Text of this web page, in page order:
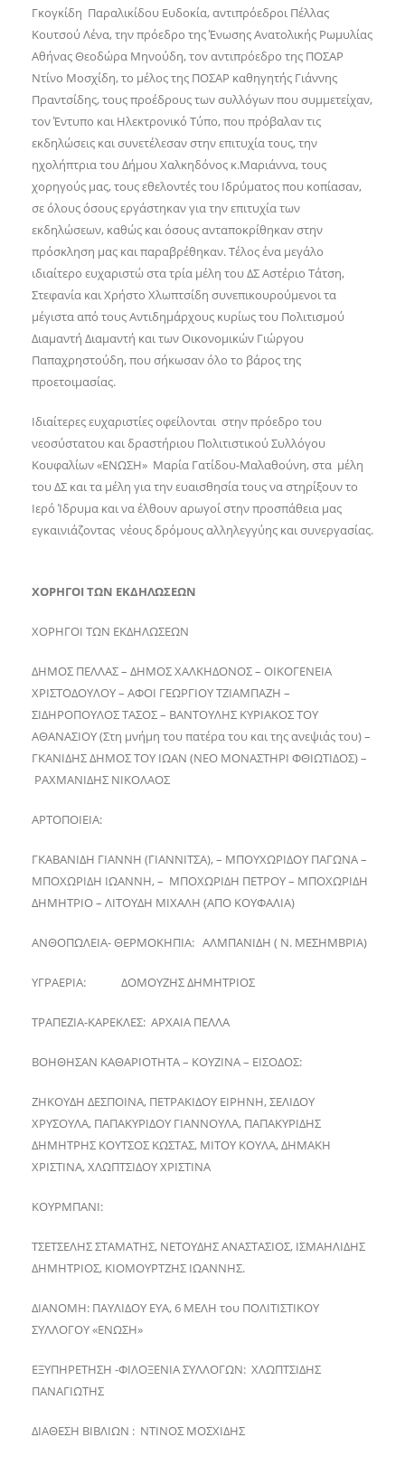
Γκογκίδη Παραλικίδου Ευδοκία, αντιπρόεδροι Πέλλας
Κουτσού Λένα, την πρόεδρο της Ένωσης Ανατολικής Ρωμυλίας
Αθήνας Θεοδώρα Μηνούδη, τον αντιπρόεδρο της ΠΟΣΑΡ
Ντίνο Μοσχίδη, το μέλος της ΠΟΣΑΡ καθηγητής Γιάννης
Πραντσίδης, τους προέδρους των συλλόγων που συμμετείχαν,
τον Έντυπο και Ηλεκτρονικό Τύπο, που πρόβαλαν τις
εκδηλώσεις και συνετέλεσαν στην επιτυχία τους, την
ηχολήπτρια του Δήμου Χαλκηδόνος κ.Μαριάννα, τους
χορηγούς μας, τους εθελοντές του Ιδρύματος που κοπίασαν,
σε όλους όσους εργάστηκαν για την επιτυχία των
εκδηλώσεων, καθώς και όσους ανταποκρίθηκαν στην
πρόσκληση μας και παραβρέθηκαν. Τέλος ένα μεγάλο
ιδιαίτερο ευχαριστώ στα τρία μέλη του ΔΣ Αστέριο Τάτση,
Στεφανία και Χρήστο Χλωπτσίδη συνεπικουρούμενοι τα
μέγιστα από τους Αντιδημάρχους κυρίως του Πολιτισμού
Διαμαντή Διαμαντή και των Οικονομικών Γιώργου
Παπαχρηστούδη, που σήκωσαν όλο το βάρος της
προετοιμασίας.
Ιδιαίτερες ευχαριστίες οφείλονται στην πρόεδρο του
νεοσύστατου και δραστήριου Πολιτιστικού Συλλόγου
Κουφαλίων «ΕΝΩΣΗ» Μαρία Γατίδου-Μαλαθούνη, στα μέλη
του ΔΣ και τα μέλη για την ευαισθησία τους να στηρίξουν το
Ιερό Ίδρυμα και να έλθουν αρωγοί στην προσπάθεια μας
εγκαινιάζοντας νέους δρόμους αλληλεγγύης και συνεργασίας.
ΧΟΡΗΓΟΙ ΤΩΝ ΕΚΔΗΛΩΣΕΩΝ
ΧΟΡΗΓΟΙ ΤΩΝ ΕΚΔΗΛΩΣΕΩΝ
ΔΗΜΟΣ ΠΕΛΛΑΣ – ΔΗΜΟΣ ΧΑΛΚΗΔΟΝΟΣ – ΟΙΚΟΓΕΝΕΙΑ
ΧΡΙΣΤΟΔΟΥΛΟΥ – ΑΦΟΙ ΓΕΩΡΓΙΟΥ ΤΖΙΑΜΠΑΖΗ –
ΣΙΔΗΡΟΠΟΥΛΟΣ ΤΑΣΟΣ – ΒΑΝΤΟΥΛΗΣ ΚΥΡΙΑΚΟΣ ΤΟΥ
ΑΘΑΝΑΣΙΟΥ (Στη μνήμη του πατέρα του και της ανεψιάς του) –
ΓΚΑΝΙΔΗΣ ΔΗΜΟΣ ΤΟΥ ΙΩΑΝ (ΝΕΟ ΜΟΝΑΣΤΗΡΙ ΦΘΙΩΤΙΔΟΣ) –
ΡΑΧΜΑΝΙΔΗΣ ΝΙΚΟΛΑΟΣ
ΑΡΤΟΠΟΙΕΙΑ:
ΓΚΑΒΑΝΙΔΗ ΓΙΑΝΝΗ (ΓΙΑΝΝΙΤΣΑ), – ΜΠΟΥΧΩΡΙΔΟΥ ΠΑΓΩΝΑ –
ΜΠΟΧΩΡΙΔΗ ΙΩΑΝΝΗ, – ΜΠΟΧΩΡΙΔΗ ΠΕΤΡΟΥ – ΜΠΟΧΩΡΙΔΗ
ΔΗΜΗΤΡΙΟ – ΛΙΤΟΥΔΗ ΜΙΧΑΛΗ (ΑΠΟ ΚΟΥΦΑΛΙΑ)
ΑΝΘΟΠΩΛΕΙΑ- ΘΕΡΜΟΚΗΠΙΑ: ΑΛΜΠΑΝΙΔΗ ( Ν. ΜΕΣΗΜΒΡΙΑ)
ΥΓΡΑΕΡΙΑ: ΔΟΜΟΥΖΗΣ ΔΗΜΗΤΡΙΟΣ
ΤΡΑΠΕΖΙΑ-ΚΑΡΕΚΛΕΣ: ΑΡΧΑΙΑ ΠΕΛΛΑ
ΒΟΗΘΗΣΑΝ ΚΑΘΑΡΙΟΤΗΤΑ – ΚΟΥΖΙΝΑ – ΕΙΣΟΔΟΣ:
ΖΗΚΟΥΔΗ ΔΕΣΠΟΙΝΑ, ΠΕΤΡΑΚΙΔΟΥ ΕΙΡΗΝΗ, ΣΕΛΙΔΟΥ
ΧΡΥΣΟΥΛΑ, ΠΑΠΑΚΥΡΙΔΟΥ ΓΙΑΝΝΟΥΛΑ, ΠΑΠΑΚΥΡΙΔΗΣ
ΔΗΜΗΤΡΗΣ ΚΟΥΤΣΟΣ ΚΩΣΤΑΣ, ΜΙΤΟΥ ΚΟΥΛΑ, ΔΗΜΑΚΗ
ΧΡΙΣΤΙΝΑ, ΧΛΩΠΤΣΙΔΟΥ ΧΡΙΣΤΙΝΑ
ΚΟΥΡΜΠΑΝΙ:
ΤΣΕΤΣΕΛΗΣ ΣΤΑΜΑΤΗΣ, ΝΕΤΟΥΔΗΣ ΑΝΑΣΤΑΣΙΟΣ, ΙΣΜΑΗΛΙΔΗΣ
ΔΗΜΗΤΡΙΟΣ, ΚΙΟΜΟΥΡΤΖΗΣ ΙΩΑΝΝΗΣ.
ΔΙΑΝΟΜΗ: ΠΑΥΛΙΔΟΥ ΕΥΑ, 6 ΜΕΛΗ του ΠΟΛΙΤΙΣΤΙΚΟΥ
ΣΥΛΛΟΓΟΥ «ΕΝΩΣΗ»
ΕΞΥΠΗΡΕΤΗΣΗ -ΦΙΛΟΞΕΝΙΑ ΣΥΛΛΟΓΩΝ: ΧΛΩΠΤΣΙΔΗΣ
ΠΑΝΑΓΙΩΤΗΣ
ΔΙΑΘΕΣΗ ΒΙΒΛΙΩΝ : ΝΤΙΝΟΣ ΜΟΣΧΙΔΗΣ